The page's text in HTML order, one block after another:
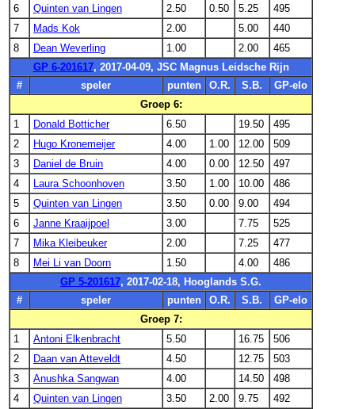
6
Quinten van Lingen 2.50 0.50 5.25
495
7
Mads Kok 2.00 5.00
440
8
Dean Weverling 1.00 2.00
465
GP 6-201617, 2017-04-09, JSC Magnus Leidsche Rijn
#
speler punten O.R. S.B.
GP-elo
Groep 6:
1
Donald Botticher 6.50 19.50
495
2
Hugo Kronemeijer 4.00 1.00 12.00
509
3
Daniel de Bruin 4.00 0.00 12.50
497
4
Laura Schoonhoven 3.50 1.00 10.00
486
5
Quinten van Lingen 3.50 0.00 9.00
494
6
Janne Kraaijpoel 3.00 7.75
525
7
Mika Kleibeuker 2.00 7.25
477
8
Mei Li van Doorn 1.50 4.00
486
GP 5-201617, 2017-02-18, Hooglands S.G.
#
speler punten O.R. S.B.
GP-elo
Groep 7:
1
Antoni Elkenbracht 5.50 16.75
506
2
Daan van Atteveldt 4.50 12.75
503
3
Anushka Sangwan 4.00 14.50
498
4
Quinten van Lingen 3.50 2.00 9.75
492